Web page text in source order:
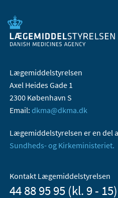
Lægemiddelstyrelsen
Axel Heides Gade 1
2300 København S
Email: dkma@dkma.dk
Lægemiddelstyrelsen er en del
Sundheds- og Kirkeministeriet.
Kontakt Lægemiddelstyrelsen
44 88 95 95 (kl. 9 - 15)